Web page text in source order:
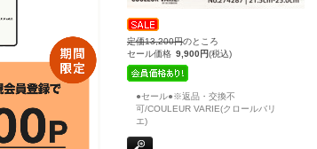
定価13,200円のところ
セール価格 9,900円(税込)
●セール●※返品・交換不
可/COULEUR VARIE(クロールバリ
エ)